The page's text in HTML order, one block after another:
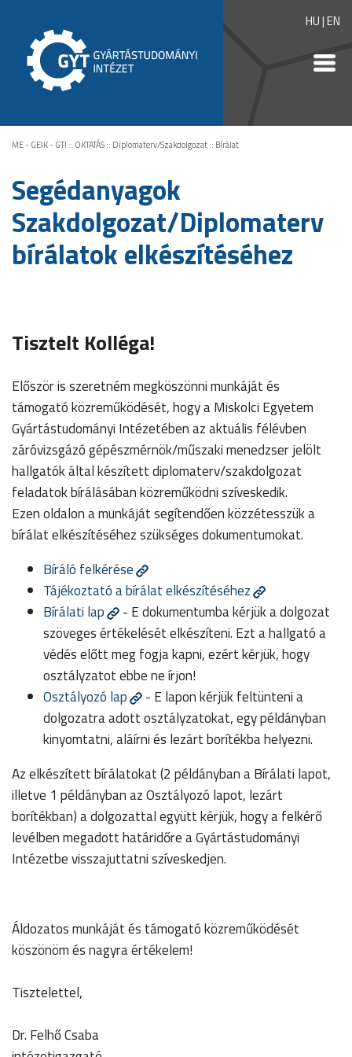
HU|EN
ME - GEIK - GTI :: OKTATÁS:: Diplomaterv/Szakdolgozat:: Bírálat
Segédanyagok
Szakdolgozat/Diplomaterv
bírálatok elkészítéséhez
Tisztelt Kolléga!
Először is szeretném megköszönni munkáját és
támogató közreműködését, hogy a Miskolci Egyetem
Gyártástudományi Intézetében az aktuális félévben
záróvizsgázó gépészmérnök/műszaki menedzser jelölt
hallgatók által készített diplomaterv/szakdolgozat
feladatok bírálásában közreműködni szíveskedik.
Ezen oldalon a munkáját segítendően közzétesszük a
bírálat elkészítéséhez szükséges dokumentumokat.
Bíráló felkérése
Tájékoztató a bírálat elkészítéséhez
Bírálati lap
- E dokumentumba kérjük a dolgozat
szöveges értékelését elkészíteni. Ezt a hallgató a
védés előtt meg fogja kapni, ezért kérjük, hogy
osztályzatot ebbe ne írjon!
Osztályozó lap
- E lapon kérjük feltünteni a
dolgozatra adott osztályzatokat, egy példányban
kinyomtatni, aláírni és lezárt borítékba helyezni.
Az elkészített bírálatokat (2 példányban a Bírálati lapot,
illetve 1 példányban az Osztályozó lapot, lezárt
borítékban) a dolgozattal együtt kérjük, hogy a felkérő
levélben megadott határidőre a Gyártástudományi
Intézetbe visszajuttatni szíveskedjen.
Áldozatos munkáját és támogató közreműködését
köszönöm és nagyra értékelem!
Tisztelettel,
Dr. Felhő Csaba